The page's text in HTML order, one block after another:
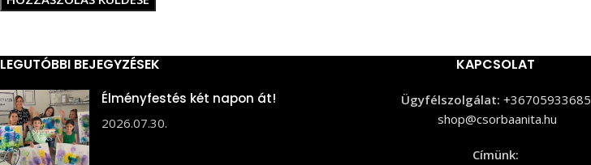
LEGUTÓBBI BEJEGYZÉSEK
Élményfestés két napon át!
2026.07.30.
KAPCSOLAT
Ügyfélszolgálat: +36705933685
shop@csorbaanita.hu
Címünk: